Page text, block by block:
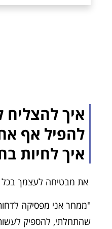
איך להצליח
להפיל אף
איך לחיות
את מבטיחה לעצמך בכל
"ממחר אני מפסיקה
שהתחלתי, להספיק